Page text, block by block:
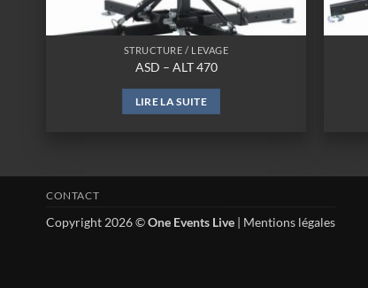
STRUCTURE / LEVAGE
ASD – ALT 470
LIRE LA SUITE
CONTACT
Copyright 2026 ©One Events Live | Mentions légales